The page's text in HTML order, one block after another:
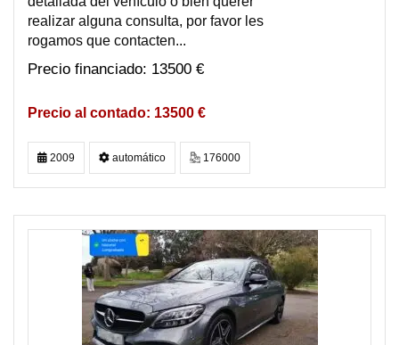
realizar alguna consulta, por favor les
rogamos que contacten...
13500 €
13500 €
2009 automático 176000
DISPONIBLE